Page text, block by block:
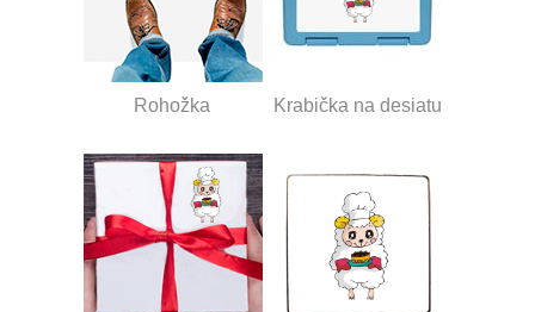
Rohožka Krabička na desiatu